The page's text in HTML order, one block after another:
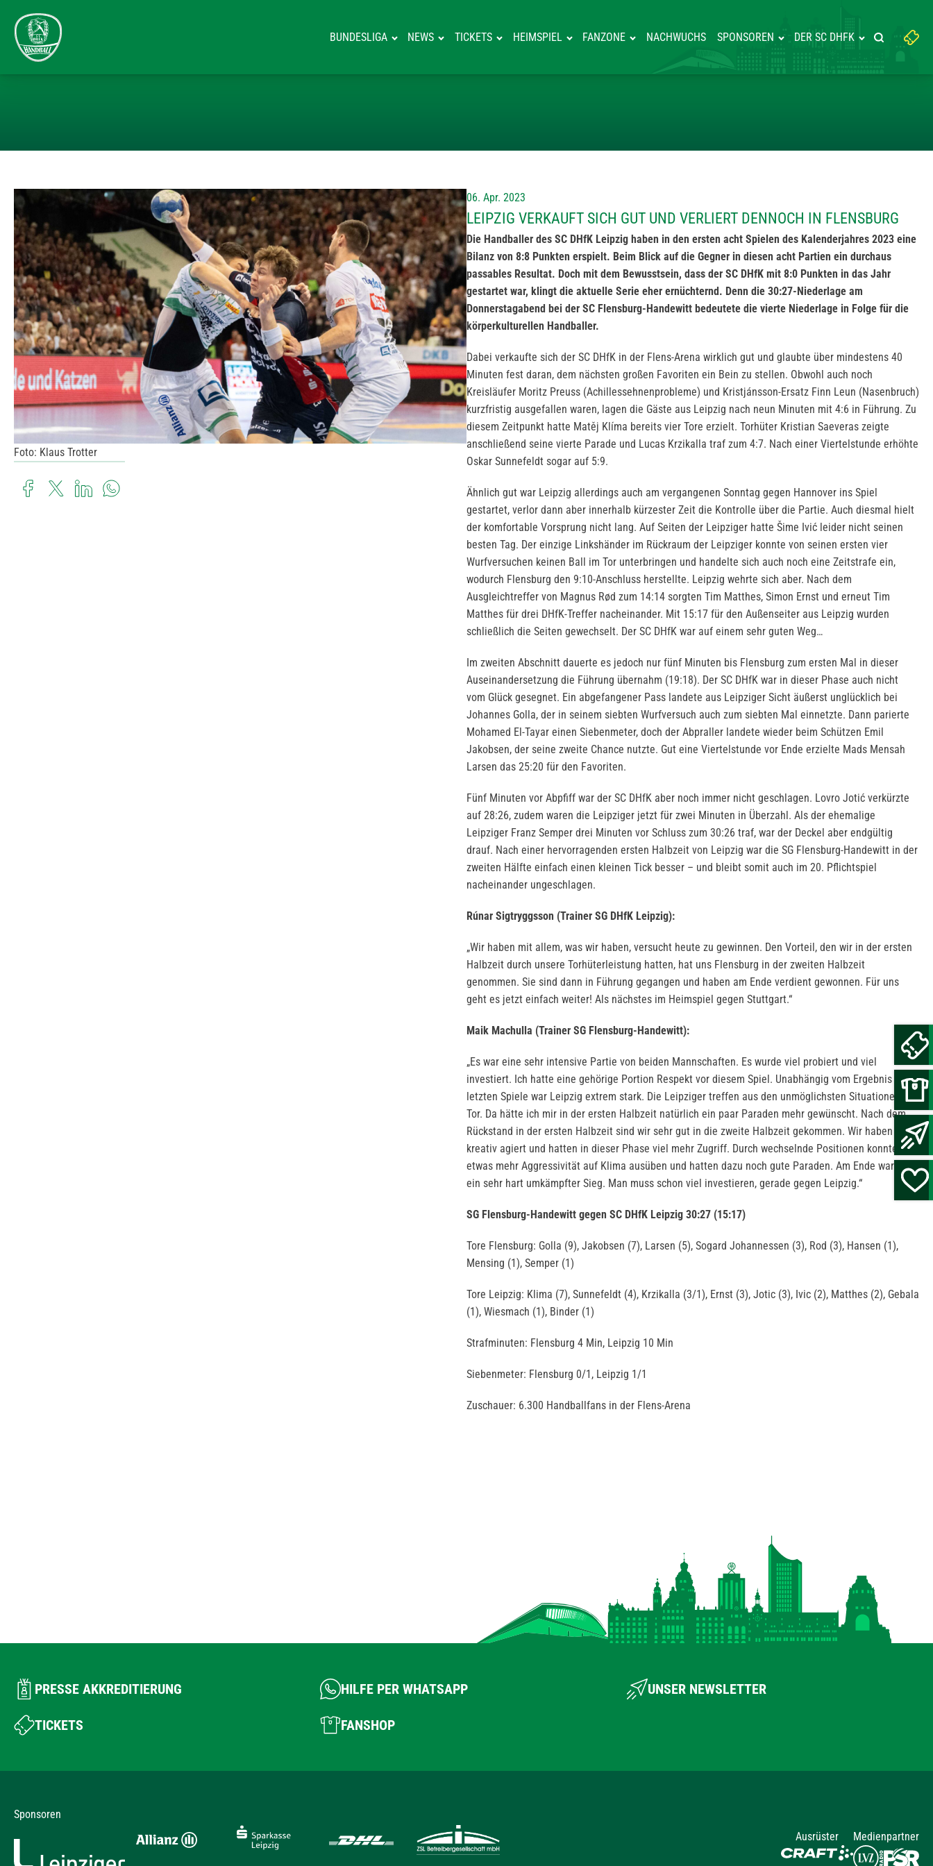
BUNDESLIGA NEWS TICKETS HEIMSPIEL FANZONE NACHWUCHS SPONSOREN DER SC DHFK
Suchbegriff
eingeben:
Suche
Foto: Klaus Trotter
06. Apr. 2023
LEIPZIG VERKAUFT SICH GUT UND VERLIERT DENNOCH IN FLENSBURG
Die Handballer des SC DHfK Leipzig haben in den ersten acht Spielen des Kalenderjahres 2023 eine
Bilanz von 8:8 Punkten erspielt. Beim Blick auf die Gegner in diesen acht Partien ein durchaus
passables Resultat. Doch mit dem Bewusstsein, dass der SC DHfK mit 8:0 Punkten in das Jahr
gestartet war, klingt die aktuelle Serie eher ernüchternd. Denn die 30:27-Niederlage am
Donnerstagabend bei der SC Flensburg-Handewitt bedeutete die vierte Niederlage in Folge für die
körperkulturellen Handballer.
Dabei verkaufte sich der SC DHfK in der Flens-Arena wirklich gut und glaubte über mindestens 40
Minuten fest daran, dem nächsten großen Favoriten ein Bein zu stellen. Obwohl auch noch
Kreisläufer Moritz Preuss (Achillessehnenprobleme) und Kristjánsson-Ersatz Finn Leun (Nasenbruch)
kurzfristig ausgefallen waren, lagen die Gäste aus Leipzig nach neun Minuten mit 4:6 in Führung. Zu
diesem Zeitpunkt hatte Matěj Klíma bereits vier Tore erzielt. Torhüter Kristian Saeveras zeigte
anschließend seine vierte Parade und Lucas Krzikalla traf zum 4:7. Nach einer Viertelstunde erhöhte
Oskar Sunnefeldt sogar auf 5:9.
Ähnlich gut war Leipzig allerdings auch am vergangenen Sonntag gegen Hannover ins Spiel
gestartet, verlor dann aber innerhalb kürzester Zeit die Kontrolle über die Partie. Auch diesmal hielt
der komfortable Vorsprung nicht lang. Auf Seiten der Leipziger hatte Šime Ivić leider nicht seinen
besten Tag. Der einzige Linkshänder im Rückraum der Leipziger konnte von seinen ersten vier
Wurfversuchen keinen Ball im Tor unterbringen und handelte sich auch noch eine Zeitstrafe ein,
wodurch Flensburg den 9:10-Anschluss herstellte. Leipzig wehrte sich aber. Nach dem
Ausgleichtreffer von Magnus Rød zum 14:14 sorgten Tim Matthes, Simon Ernst und erneut Tim
Matthes für drei DHfK-Treffer nacheinander. Mit 15:17 für den Außenseiter aus Leipzig wurden
schließlich die Seiten gewechselt. Der SC DHfK war auf einem sehr guten Weg…
Im zweiten Abschnitt dauerte es jedoch nur fünf Minuten bis Flensburg zum ersten Mal in dieser
Auseinandersetzung die Führung übernahm (19:18). Der SC DHfK war in dieser Phase auch nicht
vom Glück gesegnet. Ein abgefangener Pass landete aus Leipziger Sicht äußerst unglücklich bei
Johannes Golla, der in seinem siebten Wurfversuch auch zum siebten Mal einnetzte. Dann parierte
Mohamed El-Tayar einen Siebenmeter, doch der Abpraller landete wieder beim Schützen Emil
Jakobsen, der seine zweite Chance nutzte. Gut eine Viertelstunde vor Ende erzielte Mads Mensah
Larsen das 25:20 für den Favoriten.
Fünf Minuten vor Abpfiff war der SC DHfK aber noch immer nicht geschlagen. Lovro Jotić verkürzte
auf 28:26, zudem waren die Leipziger jetzt für zwei Minuten in Überzahl. Als der ehemalige
Leipziger Franz Semper drei Minuten vor Schluss zum 30:26 traf, war der Deckel aber endgültig
drauf. Nach einer hervorragenden ersten Halbzeit von Leipzig war die SG Flensburg-Handewitt in der
zweiten Hälfte einfach einen kleinen Tick besser – und bleibt somit auch im 20. Pflichtspiel
nacheinander ungeschlagen.
Rúnar Sigtryggsson (Trainer SG DHfK Leipzig):
„Wir haben mit allem, was wir haben, versucht heute zu gewinnen. Den Vorteil, den wir in der ersten
Halbzeit durch unsere Torhüterleistung hatten, hat uns Flensburg in der zweiten Halbzeit
genommen. Sie sind dann in Führung gegangen und haben am Ende verdient gewonnen. Für uns
geht es jetzt einfach weiter! Als nächstes im Heimspiel gegen Stuttgart.“
Maik Machulla (Trainer SG Flensburg-Handewitt):
„Es war eine sehr intensive Partie von beiden Mannschaften. Es wurde viel probiert und viel
investiert. Ich hatte eine gehörige Portion Respekt vor diesem Spiel. Unabhängig vom Ergebnis der
letzten Spiele war Leipzig extrem stark. Die Leipziger treffen aus den unmöglichsten Situationen ins
Tor. Da hätte ich mir in der ersten Halbzeit natürlich ein paar Paraden mehr gewünscht. Nach dem
Rückstand in der ersten Halbzeit sind wir sehr gut in die zweite Halbzeit gekommen. Wir haben sehr
kreativ agiert und hatten in dieser Phase viel mehr Zugriff. Durch wechselnde Positionen konnten wir
etwas mehr Aggressivität auf Klima ausüben und hatten dazu noch gute Paraden. Am Ende war es
ein sehr hart umkämpfter Sieg. Man muss schon viel investieren, gerade gegen Leipzig.“
SG Flensburg-Handewitt gegen SC DHfK Leipzig 30:27 (15:17)
Tore Flensburg: Golla (9), Jakobsen (7), Larsen (5), Sogard Johannessen (3), Rod (3), Hansen (1),
Mensing (1), Semper (1)
Tore Leipzig: Klima (7), Sunnefeldt (4), Krzikalla (3/1), Ernst (3), Jotic (3), Ivic (2), Matthes (2), Gebala
(1), Wiesmach (1), Binder (1)
Strafminuten: Flensburg 4 Min, Leipzig 10 Min
Siebenmeter: Flensburg 0/1, Leipzig 1/1
Zuschauer: 6.300 Handballfans in der Flens-Arena
PRESSE AKKREDITIERUNG HILFE PER WHATSAPP UNSER NEWSLETTER
TICKETS FANSHOP
Sponsoren
Ausrüster
Medienpartner